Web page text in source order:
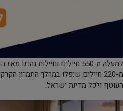
מ-220 חיילים שנפלו במהלך התמרון
העוטף ולכל מדינת ישראל.